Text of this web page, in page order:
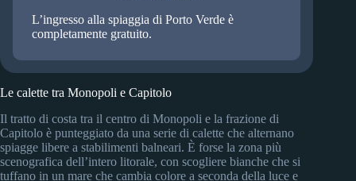
L’ingresso alla spiaggia di Porto Verde è
completamente gratuito.
Le calette tra Monopoli e Capitolo
Il tratto di costa tra il centro di Monopoli e la frazione di
Capitolo è punteggiato da una serie di calette che alternano
spiagge libere a stabilimenti balneari. È forse la zona più
scenografica dell’intero litorale, con scogliere bianche che si
tuffano in un mare che cambia colore a seconda della luce e